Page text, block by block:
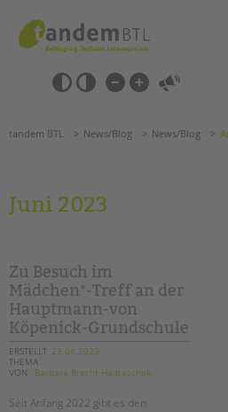
springen
Barrierefrei-
Einstellungen
überspringen
überspringen
Förderzentren
Kollegs
EFöB
Schulbezogene Sozialarbeit
Tagesgruppen
tandem BTL News/Blog News/Blog
Juni 2023
Zu Besuch im
Mädchen*-Treff an der
Hauptmann-von
Köpenick-Grundschule
ERSTELLT 23.06.2023
THEMA
VON
Barbara Brecht-Hadraschek
Seit Anfang 2022 gibt es den